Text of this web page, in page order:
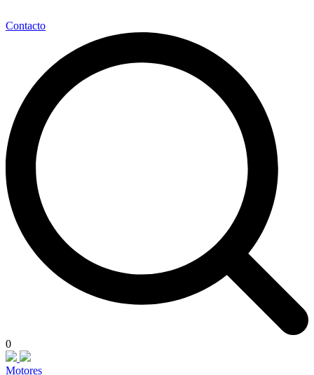
Contacto
0
Motores